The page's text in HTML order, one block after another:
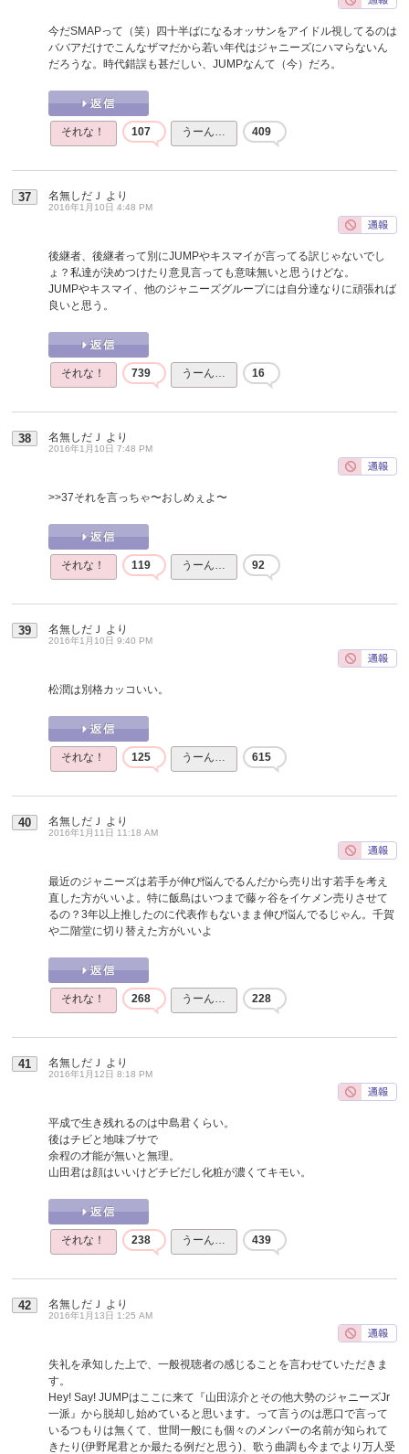
今だSMAPって（笑）四十半ばになるオッサンをアイドル視してるのは
ババアだけでこんなザマだから若い年代はジャニーズにハマらないん
だろうな。時代錯誤も甚だしい、JUMPなんて（今）だろ。
それな！ 107 うーん… 409
37 名無しだＪ より
2016年1月10日 4:48 PM
後継者、後継者って別にJUMPやキスマイが言ってる訳じゃないでし
ょ？私達が決めつけたり意見言っても意味無いと思うけどな。
JUMPやキスマイ、他のジャニーズグループには自分達なりに頑張れば
良いと思う。
それな！ 739 うーん… 16
38 名無しだＪ より
2016年1月10日 7:48 PM
>>37それを言っちゃ〜おしめぇよ〜
それな！ 119 うーん… 92
39 名無しだＪ より
2016年1月10日 9:40 PM
松潤は別格カッコいい。
それな！ 125 うーん… 615
40 名無しだＪ より
2016年1月11日 11:18 AM
最近のジャニーズは若手が伸び悩んでるんだから売り出す若手を考え
直した方がいいよ。特に飯島はいつまで藤ヶ谷をイケメン売りさせて
るの？3年以上推したのに代表作もないまま伸び悩んでるじゃん。千賀
や二階堂に切り替えた方がいいよ
それな！ 268 うーん… 228
41 名無しだＪ より
2016年1月12日 8:18 PM
平成で生き残れるのは中島君くらい。
後はチビと地味ブサで
余程の才能が無いと無理。
山田君は顔はいいけどチビだし化粧が濃くてキモい。
それな！ 238 うーん… 439
42 名無しだＪ より
2016年1月13日 1:25 AM
失礼を承知した上で、一般視聴者の感じることを言わせていただきま
す。
Hey! Say! JUMPはここに来て『山田涼介とその他大勢のジャニーズJr
一派』から脱却し始めていると思います。って言うのは悪口で言って
いるつもりは無くて、世間一般にも個々のメンバーの名前が知られて
きたり(伊野尾君とか最たる例だと思う)、歌う曲調も今までより万人受